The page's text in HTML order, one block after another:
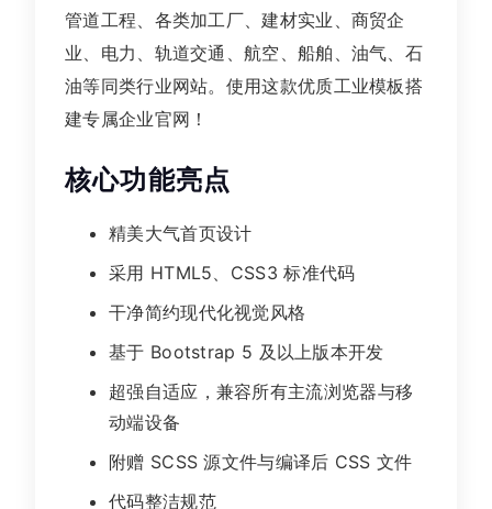
管道工程、各类加工厂、建材实业、商贸企
业、电力、轨道交通、航空、船舶、油气、石
油等同类行业网站。使用这款优质工业模板搭
建专属企业官网！
核心功能亮点
精美大气首页设计
采用 HTML5、CSS3 标准代码
干净简约现代化视觉风格
基于 Bootstrap 5 及以上版本开发
超强自适应，兼容所有主流浏览器与移
动端设备
附赠 SCSS 源文件与编译后 CSS 文件
代码整洁规范